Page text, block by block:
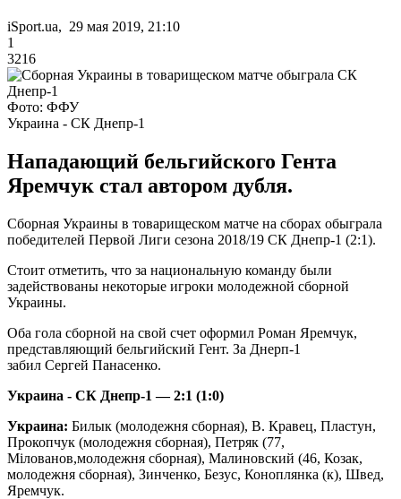
iSport.ua, 29 мая 2019, 21:10
1
3216
Фото: ФФУ
Украина - СК Днепр-1
Нападающий бельгийского Гента
Яремчук стал автором дубля.
Сборная Украины в товарищеском матче на сборах обыграла
победителей Первой Лиги сезона 2018/19 СК Днепр-1 (2:1).
Стоит отметить, что за национальную команду были
задействованы некоторые игроки молодежной сборной
Украины.
Оба гола сборной на свой счет оформил Роман Яремчук,
представляющий бельгийский Гент. За Днерп-1
забил Сергей Панасенко.
Украина - СК Днепр-1 — 2:1 (1:0)
Украина: Билык (молодежня сборная), В. Кравец, Пластун,
Прокопчук (молодежня сборная), Петряк (77,
Мілованов,молодежня сборная), Малиновский (46, Козак,
молодежня сборная), Зинченко, Безус, Коноплянка (к), Швед,
Яремчук.